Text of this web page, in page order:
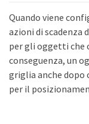
Quando viene
azioni di scadenza
per gli oggetti che
conseguenza, un
griglia anche dopo
per il